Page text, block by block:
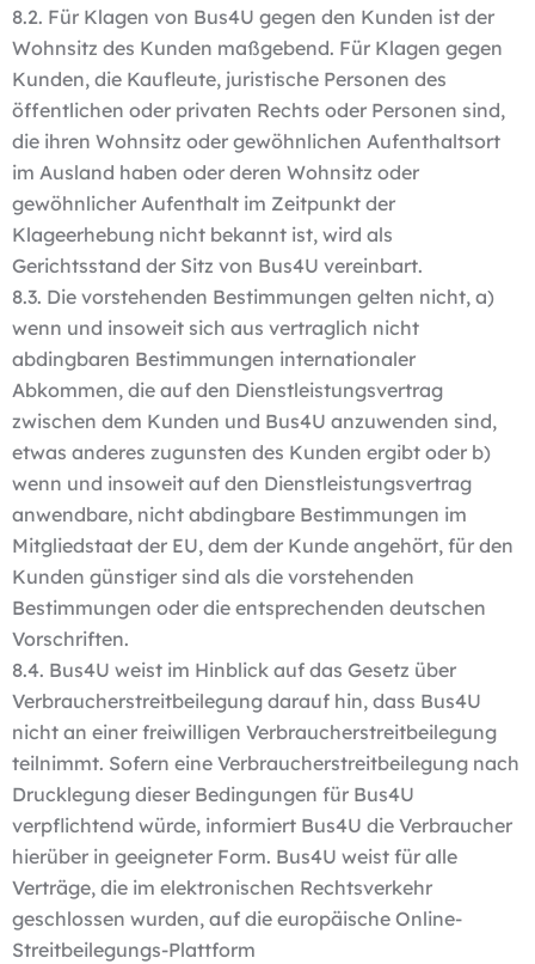
8.2. Für Klagen von Bus4U gegen den Kunden ist der
Wohnsitz des Kunden maßgebend. Für Klagen gegen
Kunden, die Kaufleute, juristische Personen des
öffentlichen oder privaten Rechts oder Personen sind,
die ihren Wohnsitz oder gewöhnlichen Aufenthaltsort
im Ausland haben oder deren Wohnsitz oder
gewöhnlicher Aufenthalt im Zeitpunkt der
Klageerhebung nicht bekannt ist, wird als
Gerichtsstand der Sitz von Bus4U vereinbart.
8.3. Die vorstehenden Bestimmungen gelten nicht, a)
wenn und insoweit sich aus vertraglich nicht
abdingbaren Bestimmungen internationaler
Abkommen, die auf den Dienstleistungsvertrag
zwischen dem Kunden und Bus4U anzuwenden sind,
etwas anderes zugunsten des Kunden ergibt oder b)
wenn und insoweit auf den Dienstleistungsvertrag
anwendbare, nicht abdingbare Bestimmungen im
Mitgliedstaat der EU, dem der Kunde angehört, für den
Kunden günstiger sind als die vorstehenden
Bestimmungen oder die entsprechenden deutschen
Vorschriften.
8.4. Bus4U weist im Hinblick auf das Gesetz über
Verbraucherstreitbeilegung darauf hin, dass Bus4U
nicht an einer freiwilligen Verbraucherstreitbeilegung
teilnimmt. Sofern eine Verbraucherstreitbeilegung nach
Drucklegung dieser Bedingungen für Bus4U
verpflichtend würde, informiert Bus4U die Verbraucher
hierüber in geeigneter Form. Bus4U weist für alle
Verträge, die im elektronischen Rechtsverkehr
geschlossen wurden, auf die europäische Online-
Streitbeilegungs-Plattform